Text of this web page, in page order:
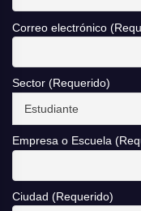
Correo electrónico
Sector (Requerido)
Empresa o Escuela
Ciudad (Requerido)